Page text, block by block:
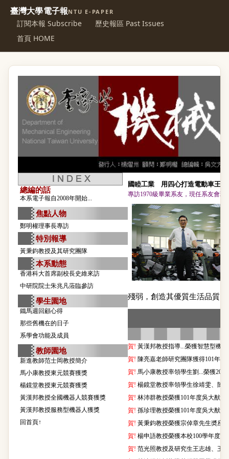
臺灣大學電子報NTU E-PAPER
訂閱本報 Subscribe
歷史報區 Past Issues
首頁 HOME
總編的話
本系電子報自2008年開始...
焦點人物
鄭明權理事長專訪
特別報導
黃秉鈞教授及其研究團隊
本系動態
香港科大首席副校長史維來訪
中研院院士朱兆凡蒞臨參訪
學生園地
鐵馬週回顧心得
那些舊機在的日子
系學會功能及成員
教師園地
新進教師范士岡教授簡介
馬小康教授東元競賽獲獎
楊鏡堂教授東元競賽獲獎
黃漢邦教授全國機器人競賽獲獎
黃漢邦教授服務型機器人獲獎
回首頁↑
國睦工業 用四心打造電動車王國
專訪1970級畢業系友，現任系友會
殘弱，創造其優質生活品質。
賀! 黃漢邦教授指導...榮獲智慧型機
賀! 陳亮嘉老師研究團隊獲得101年
賀! 馬小康教授率領學生劉...榮獲
賀! 楊鏡堂教授率領學生徐靖雯、陳
賀! 林沛群教授榮獲101年度吳大猷先
賀! 孫珍理教授榮獲101年度吳大猷先
賀! 黃秉鈞教授榮獲宗倬章先生奬座
賀! 楊申語教授榮獲本校100學年度優
賀! 范光照教授及研究生王志雄、王